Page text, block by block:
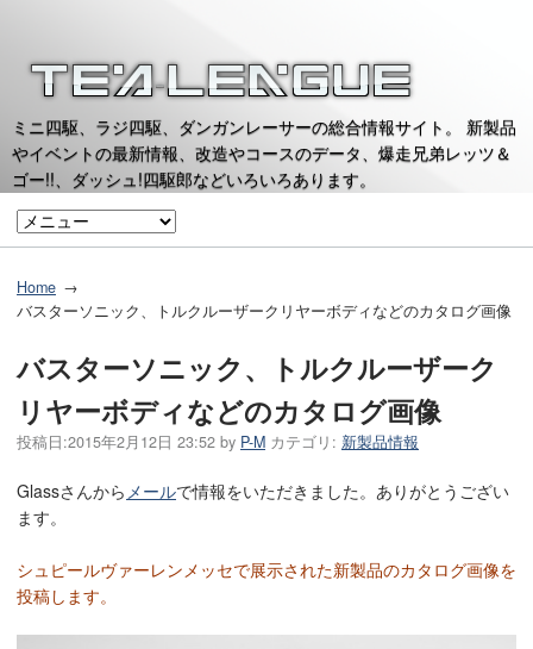
ミニ四駆、ラジ四駆、ダンガンレーサーの総合情報サイト。 新製品
やイベントの最新情報、改造やコースのデータ、爆走兄弟レッツ＆
ゴー!!、ダッシュ!四駆郎などいろいろあります。
Home
バスターソニック、トルクルーザークリヤーボディなどのカタログ画像
バスターソニック、トルクルーザーク
リヤーボディなどのカタログ画像
投稿日:2015年2月12日 23:52 by P-M カテゴリ: 新製品情報
Glassさんから メールで情報をいただきました。ありがとうござい
ます。
シュピールヴァーレンメッセで展示された新製品のカタログ画像を
投稿します。